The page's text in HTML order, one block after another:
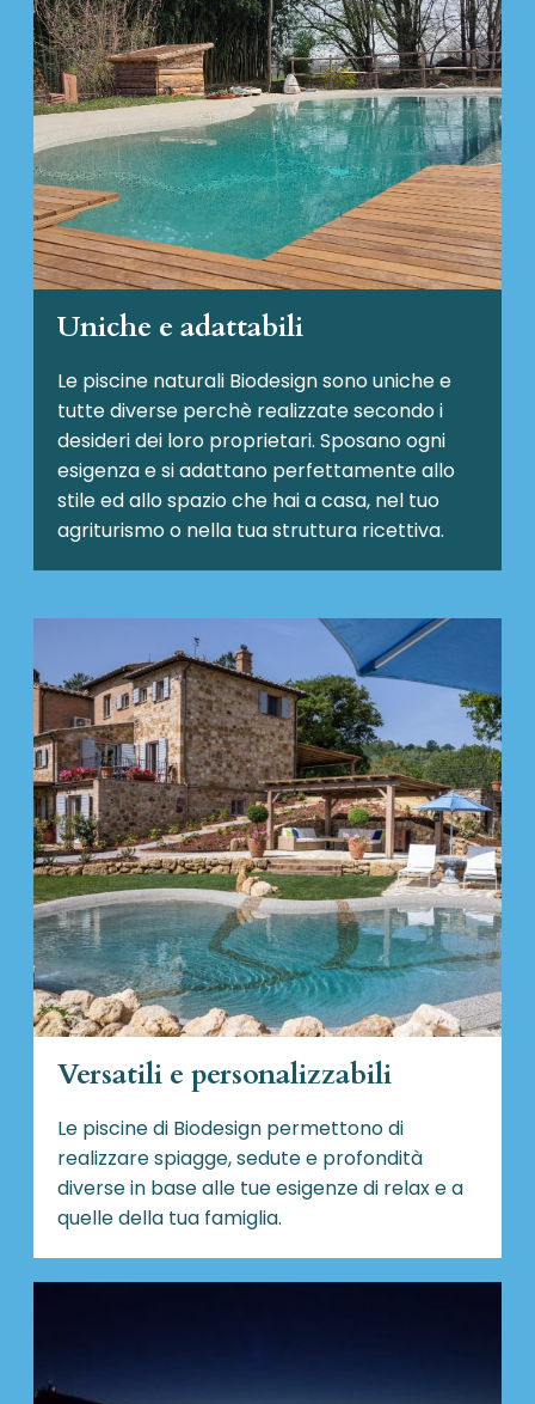
Uniche e adattabili
Le piscine naturali Biodesignsono uniche e
tutte diverse perchè realizzate secondo i
desideri dei loro proprietari. Sposano ogni
esigenza e si adattano perfettamente allo
stile ed allo spazio che hai a casa, nel tuo
agriturismo o nella tua struttura ricettiva.
Versatili e personalizzabili
Le piscine di Biodesign permettono di
realizzare spiagge, sedute e profondità
diverse in base alle tue esigenze di relax e a
quelle della tua famiglia.